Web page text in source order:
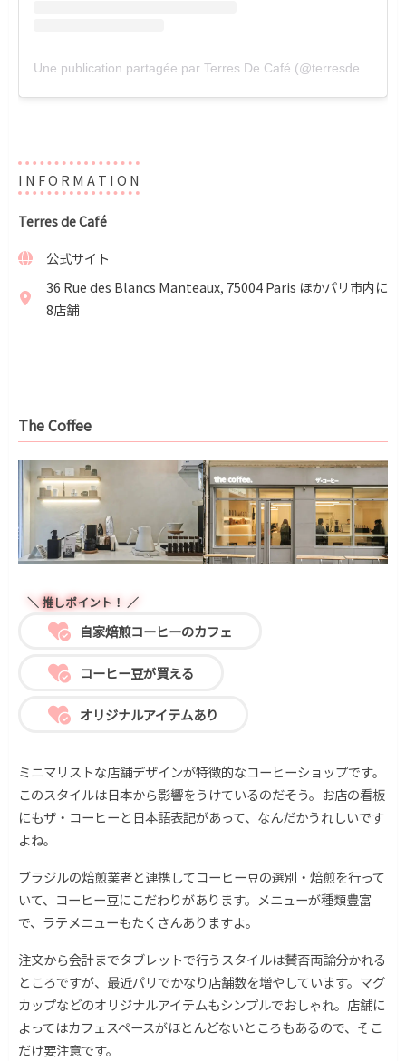
I N F O R M A T I O N
Terres de Café
公式サイト
36 Rue des Blancs Manteaux, 75004 Paris ほかパリ市内に
8店舗
The Coffee
＼ 推しポイント！ ／
自家焙煎コーヒーのカフェ
コーヒー豆が買える
オリジナルアイテムあり
ミニマリストな店舗デザインが特徴的なコーヒーショップです。
このスタイルは日本から影響をうけているのだそう。お店の看板
にもザ・コーヒーと日本語表記があって、なんだかうれしいです
よね。
ブラジルの焙煎業者と連携してコーヒー豆の選別・焙煎を行って
いて、コーヒー豆にこだわりがあります。メニューが種類豊富
で、ラテメニューもたくさんありますよ。
注文から会計までタブレットで行うスタイルは賛否両論分かれる
ところですが、最近パリでかなり店舗数を増やしています。マグ
カップなどのオリジナルアイテムもシンプルでおしゃれ。店舗に
よってはカフェスペースがほとんどないところもあるので、そこ
だけ要注意です。